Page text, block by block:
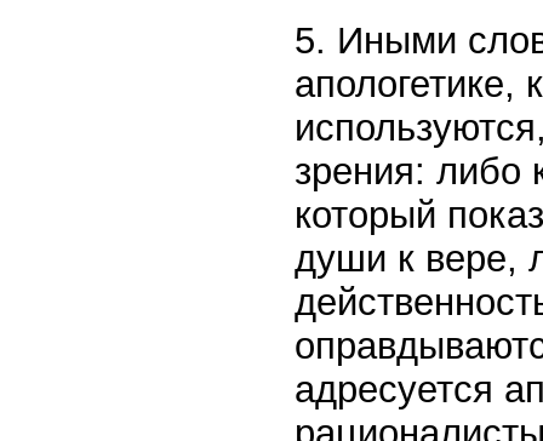
5. Иными
апологетике,
зрения: либо
который
души к вере,
адресуется